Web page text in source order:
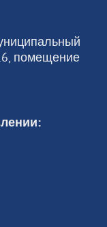
помещение